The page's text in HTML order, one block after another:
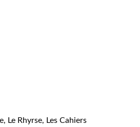
Le Rhyrse, Les Cahiers